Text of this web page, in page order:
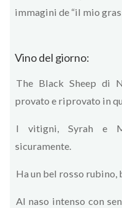
immagini de “il mio
Vino del giorno:
The Black Sheep di
provato e riprovato in
I vitigni, Syrah e
sicuramente.
Ha un bel rosso rubino,
Al naso intenso con